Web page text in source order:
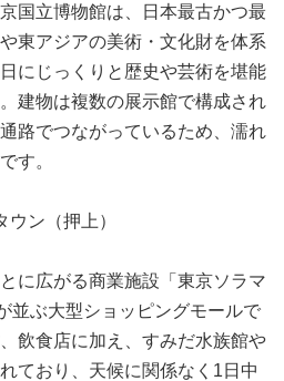
国立博物館は、日本最古かつ最
東アジアの美術・文化財を体系
にじっくりと歴史や芸術を堪能
建物は複数の展示館で構成され
路でつながっているため、濡れ
す。
ウン（押上）
に広がる商業施設「東京ソラマ
並ぶ大型ショッピングモールで
飲食店に加え、すみだ水族館や
ており、天候に関係なく1日中